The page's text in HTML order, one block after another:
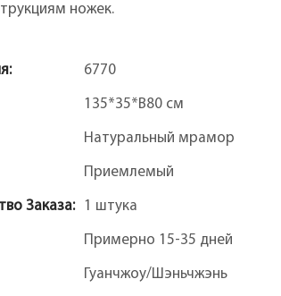
ножек.
6770
135*35*В80 см
Натуральный мрамор
Приемлемый
Заказа: 1 штука
Примерно 15-35 дней
Гуанчжоу/Шэньчжэнь